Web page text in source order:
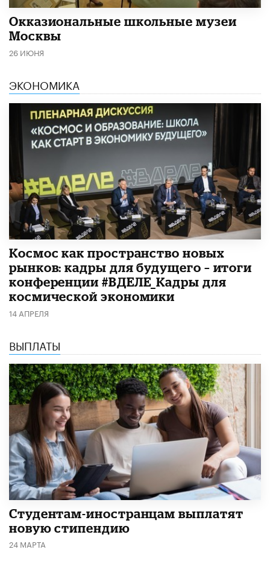
​Окказиональные школьные музеи
Москвы
26 ИЮНЯ
ЭКОНОМИКА
Космос как пространство новых
рынков: кадры для будущего – итоги
конференции #ВДЕЛЕ_Кадры для
космической экономики
14 АПРЕЛЯ
ВЫПЛАТЫ
Студентам-иностранцам выплатят
новую стипендию
24 МАРТА